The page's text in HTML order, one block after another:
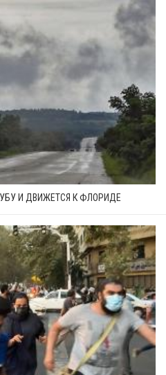
И ДВИЖЕТСЯ К ФЛОРИДЕ